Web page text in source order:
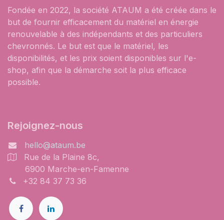
Fondée en 2022, la société ATAUM a été créée dans le
but de fournir efficacement du matériel en énergie
renouvelable à des indépendants et des particuliers
chevronnés. Le but est que le matériel, les
disponibilités, et les prix soient disponibles sur l'e-
shop, afin que la démarche soit la plus efficace
possible.
Rejoignez-nous
hello@ataum.be
Rue de la Plaine 8c,
6900 Marche-en-Famenne
+32 84 37 73 36